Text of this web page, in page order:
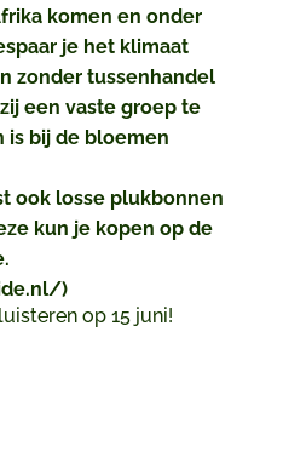
komen en onder
je het klimaat
zonder tussenhandel
een vaste groep te
is bij de bloemen
ook losse plukbonnen
kun je kopen op de
)
op 15 juni!